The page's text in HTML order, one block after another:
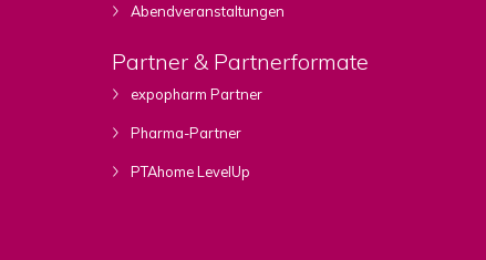
Abendveranstaltungen
Partner & Partnerformate
expopharm Partner
Pharma-Partner
PTAhome LevelUp